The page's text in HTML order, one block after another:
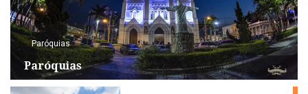
Paróquias
Paróquias